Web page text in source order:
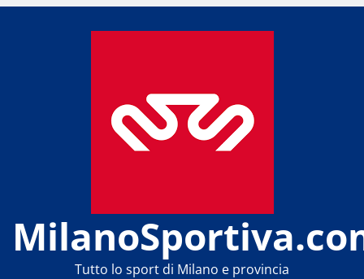
Tutto lo sport di Milano e provincia